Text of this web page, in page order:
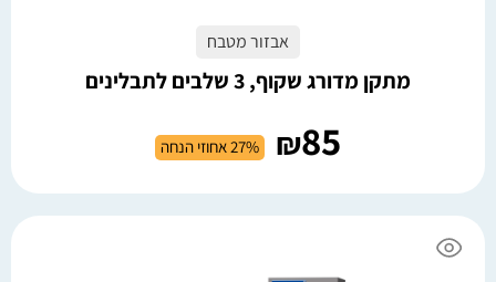
אבזור מטבח
מתקן מדורג שקוף, 3 שלבים לתבלינים
₪85 27% אחוזי הנחה